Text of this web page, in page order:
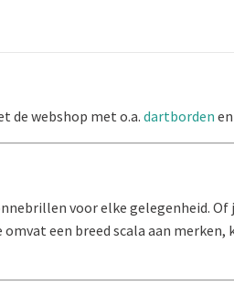
de webshop met o.a. dartborden en
voor elke gelegenheid. Of
een breed scala aan merken,